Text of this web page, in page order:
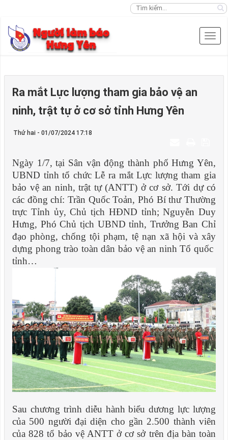
Ra mắt Lực lượng tham gia bảo vệ an
ninh, trật tự ở cơ sở tỉnh Hưng Yên
Thứ hai - 01/07/2024 17:18
Ngày 1/7, tại Sân vận động thành phố Hưng Yên,
UBND tỉnh tổ chức Lễ ra mắt Lực lượng tham gia
bảo vệ an ninh, trật tự (ANTT) ở cơ sở. Tới dự có
các đồng chí: Trần Quốc Toản, Phó Bí thư Thường
trực Tỉnh ủy, Chủ tịch HĐND tỉnh; Nguyễn Duy
Hưng, Phó Chủ tịch UBND tỉnh, Trưởng Ban Chỉ
đạo phòng, chống tội phạm, tệ nạn xã hội và xây
dựng phong trào toàn dân bảo vệ an ninh Tổ quốc
tỉnh…
Sau chương trình diễu hành biểu dương lực lượng
của 500 người đại diện cho gần 2.500 thành viên
của 828 tổ bảo vệ ANTT ở cơ sở trên địa bàn toàn